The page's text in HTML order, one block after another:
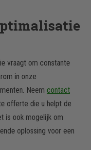
vraagt om constante
in onze
Neem contact
offerte die u helpt de
is ook mogelijk om
oplossing voor een